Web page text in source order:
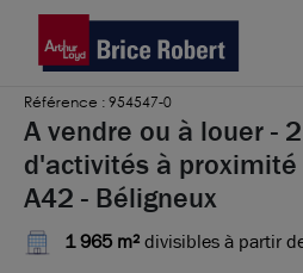
Référence : 954547-0
A vendre ou à louer -
d'activités à
A42 - Béligneux
1 965 m²divisibles à partir